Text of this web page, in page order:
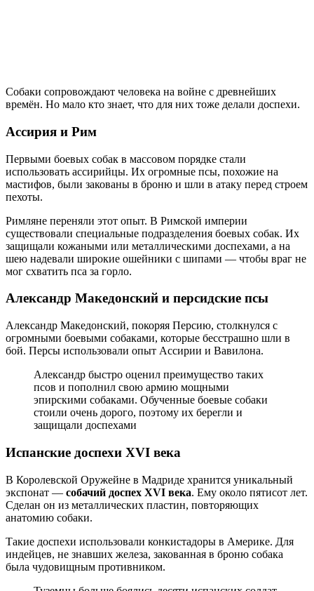
Собаки сопровождают человека на войне с древнейших
времён. Но мало кто знает, что для них тоже делали доспехи.
Ассирия и Рим
Первыми боевых собак в массовом порядке стали
использовать ассирийцы. Их огромные псы, похожие на
мастифов, были закованы в броню и шли в атаку перед строем
пехоты.
Римляне переняли этот опыт. В Римской империи
существовали специальные подразделения боевых собак. Их
защищали кожаными или металлическими доспехами, а на
шею надевали широкие ошейники с шипами — чтобы враг не
мог схватить пса за горло.
Александр Македонский и персидские псы
Александр Македонский, покоряя Персию, столкнулся с
огромными боевыми собаками, которые бесстрашно шли в
бой. Персы использовали опыт Ассирии и Вавилона.
Александр быстро оценил преимущество таких
псов и пополнил свою армию мощными
эпирскими собаками. Обученные боевые собаки
стоили очень дорого, поэтому их берегли и
защищали доспехами
Испанские доспехи XVI века
В Королевской Оружейне в Мадриде хранится уникальный
экспонат — собачий доспех XVI века. Ему около пятисот лет.
Сделан он из металлических пластин, повторяющих
анатомию собаки.
Такие доспехи использовали конкистадоры в Америке. Для
индейцев, не знавших железа, закованная в броню собака
была чудовищным противником.